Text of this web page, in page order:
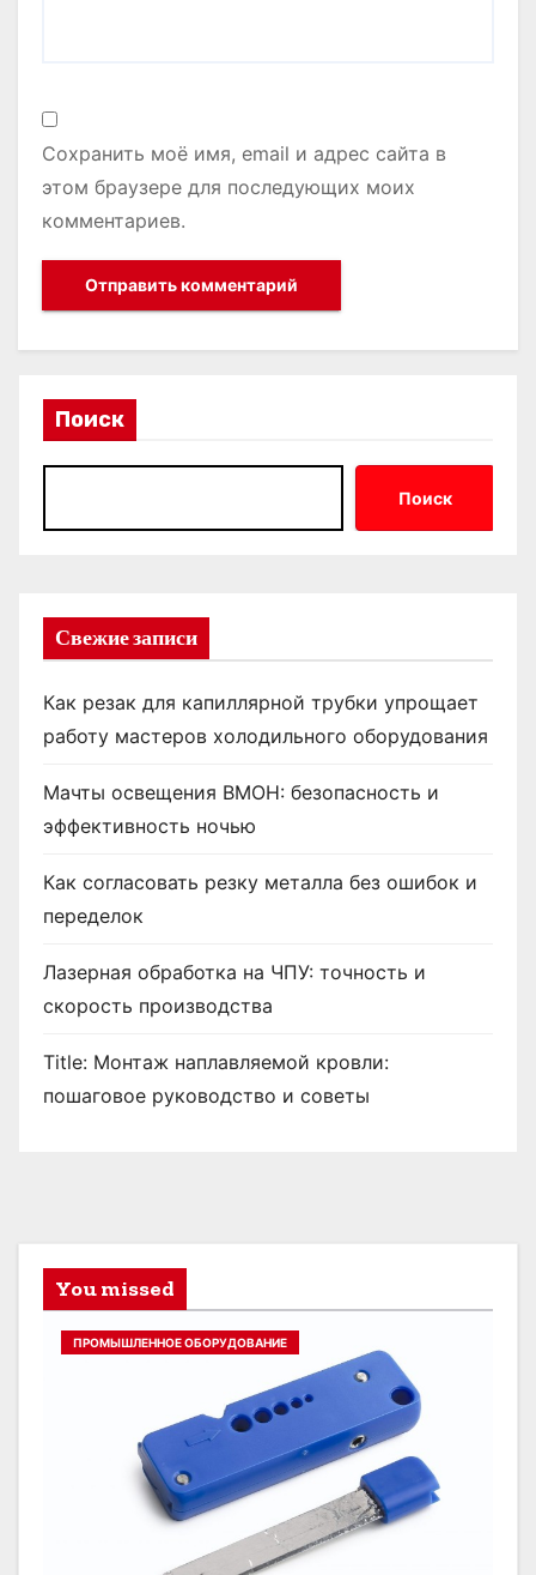
Сохранить моё имя, email и адрес сайта в
этом браузере для последующих моих
комментариев.
Поиск
Поиск
Свежие записи
Как резак для капиллярной трубки упрощает
работу мастеров холодильного оборудования
Мачты освещения ВМОН: безопасность и
эффективность ночью
Как согласовать резку металла без ошибок и
переделок
Лазерная обработка на ЧПУ: точность и
скорость производства
Title: Монтаж наплавляемой кровли:
пошаговое руководство и советы
You missed
ПРОМЫШЛЕННОЕ ОБОРУДОВАНИЕ